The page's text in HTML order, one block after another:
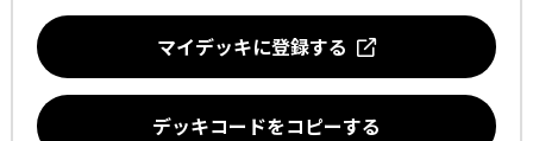
マイデッキに登録する
デッキコードをコピーする